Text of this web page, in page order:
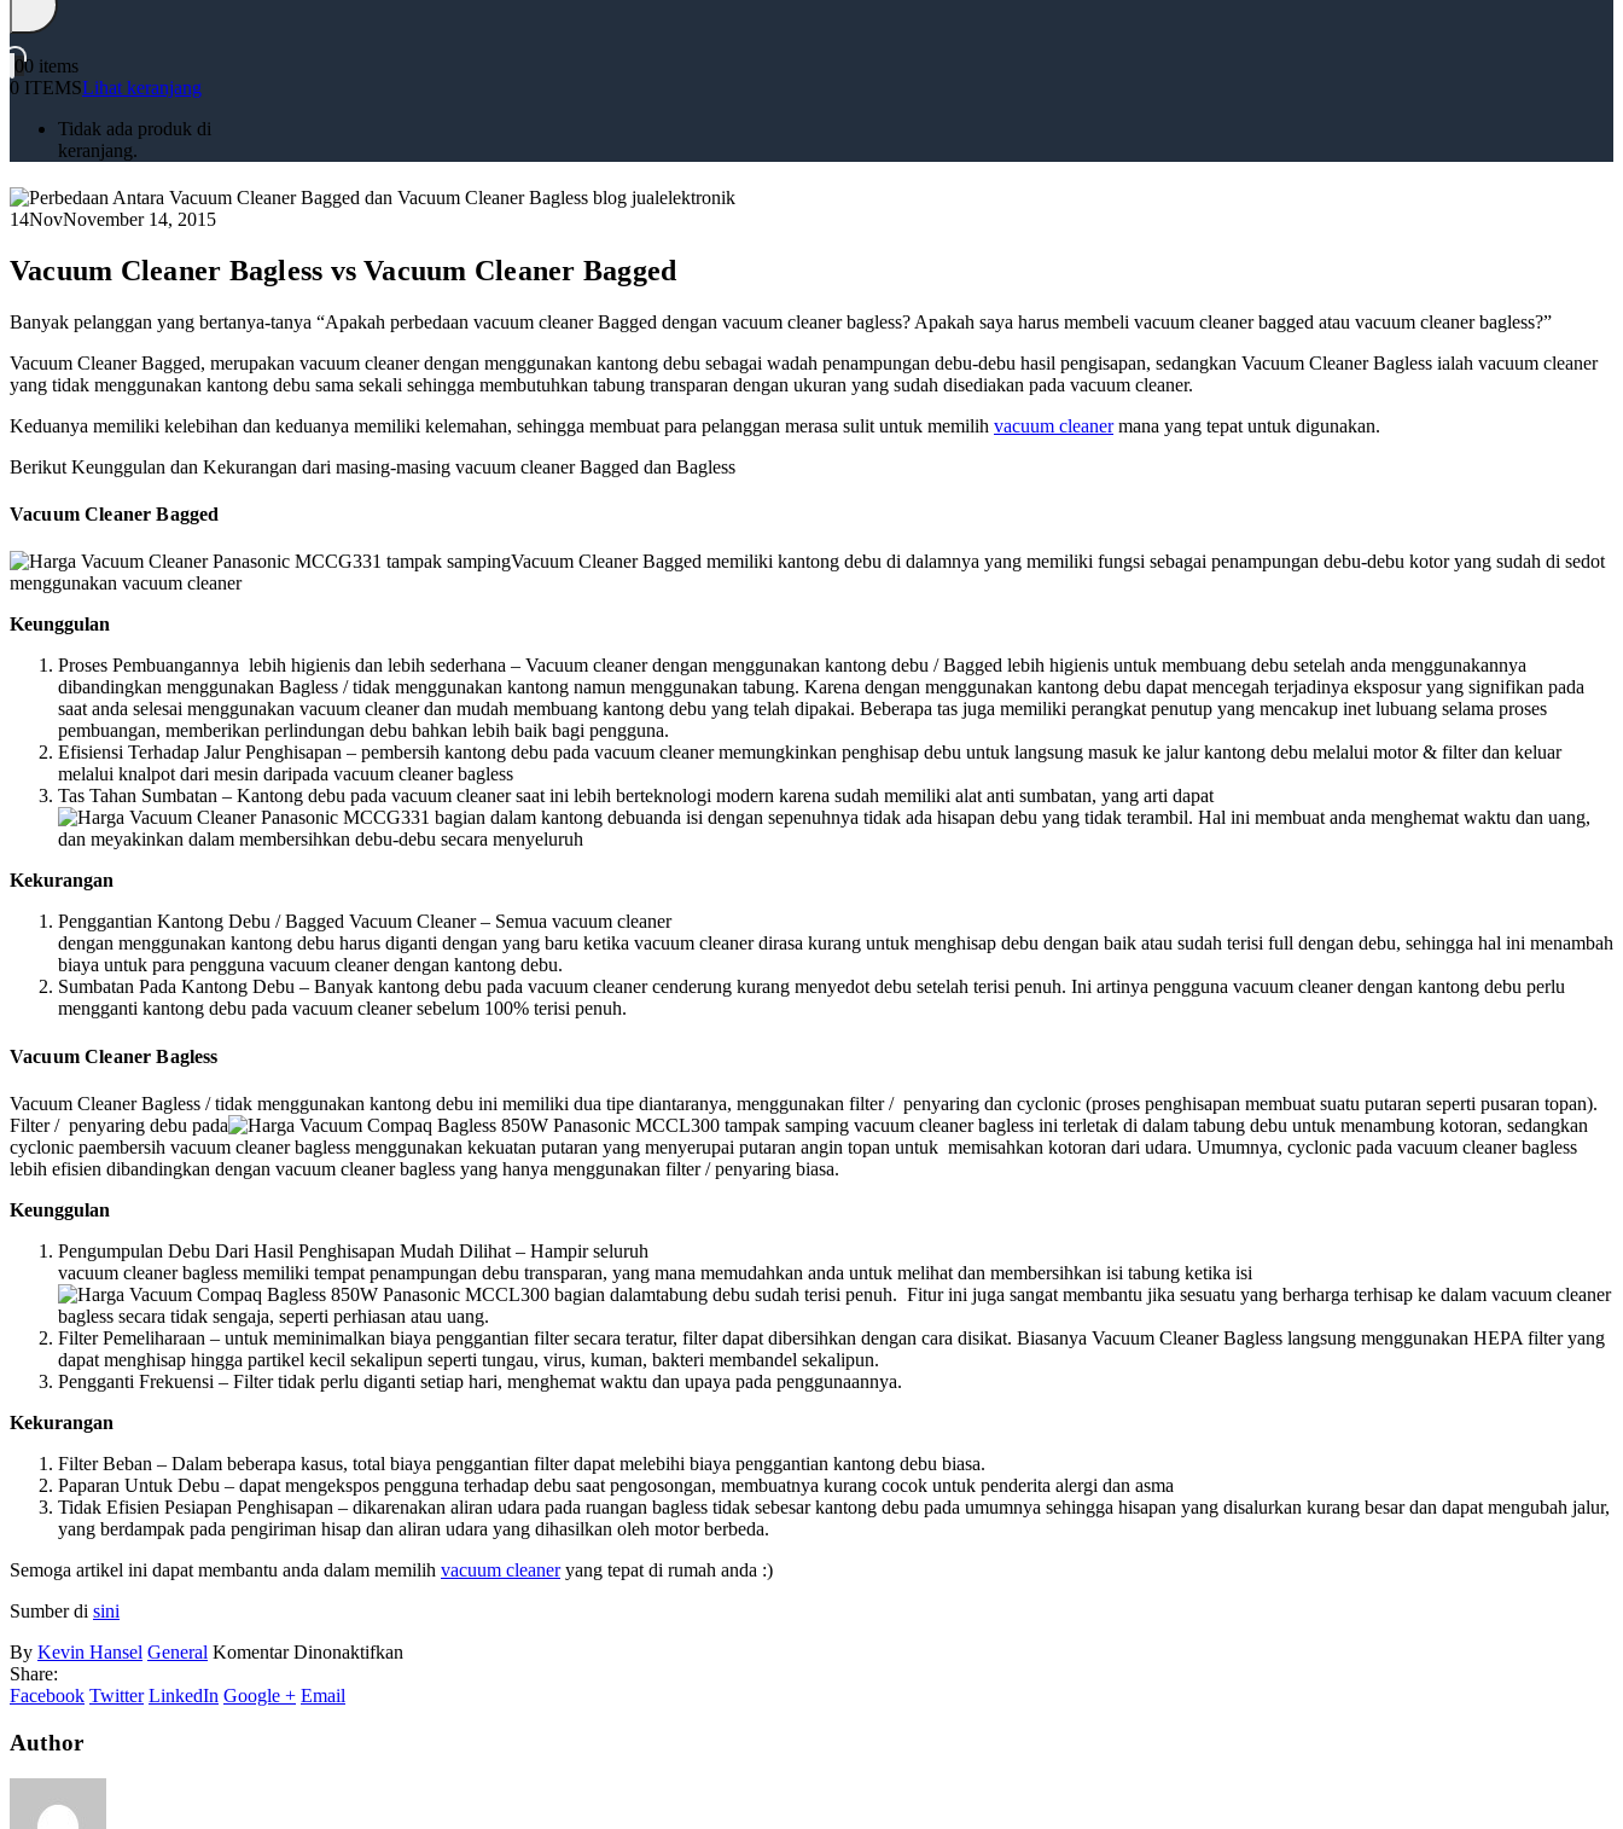
00 items
0 ITEMSLihat keranjang
Tidak ada produk di
keranjang.
14NovNovember 14, 2015
Vacuum Cleaner Bagless vs Vacuum Cleaner Bagged
Banyak pelanggan yang bertanya-tanya “Apakah perbedaan vacuum cleaner Bagged dengan vacuum cleaner bagless? Apakah saya harus membeli vacuum cleaner bagged atau vacuum cleaner bagless?”
Vacuum Cleaner Bagged, merupakan vacuum cleaner dengan menggunakan kantong debu sebagai wadah penampungan debu-debu hasil pengisapan, sedangkan Vacuum Cleaner Bagless ialah vacuum cleaner
yang tidak menggunakan kantong debu sama sekali sehingga membutuhkan tabung transparan dengan ukuran yang sudah disediakan pada vacuum cleaner.
Keduanya memiliki kelebihan dan keduanya memiliki kelemahan, sehingga membuat para pelanggan merasa sulit untuk memilih vacuum cleanermana yang tepat untuk digunakan.
Berikut Keunggulan dan Kekurangan dari masing-masing vacuum cleaner Bagged dan Bagless
Vacuum Cleaner Bagged
Vacuum Cleaner Bagged memiliki kantong debu di dalamnya yang memiliki fungsi sebagai penampungan debu-debu kotor yang sudah di sedot
menggunakan vacuum cleaner
Keunggulan
Proses Pembuangannya lebih higienis dan lebih sederhana – Vacuum cleaner dengan menggunakan kantong debu / Bagged lebih higienis untuk membuang debu setelah anda menggunakannya
dibandingkan menggunakan Bagless / tidak menggunakan kantong namun menggunakan tabung. Karena dengan menggunakan kantong debu dapat mencegah terjadinya eksposur yang signifikan pada
saat anda selesai menggunakan vacuum cleaner dan mudah membuang kantong debu yang telah dipakai. Beberapa tas juga memiliki perangkat penutup yang mencakup inet lubuang selama proses
pembuangan, memberikan perlindungan debu bahkan lebih baik bagi pengguna.
Efisiensi Terhadap Jalur Penghisapan – pembersih kantong debu pada vacuum cleaner memungkinkan penghisap debu untuk langsung masuk ke jalur kantong debu melalui motor & filter dan keluar
melalui knalpot dari mesin daripada vacuum cleaner bagless
Tas Tahan Sumbatan – Kantong debu pada vacuum cleaner saat ini lebih berteknologi modern karena sudah memiliki alat anti sumbatan, yang arti dapat
anda isi dengan sepenuhnya tidak ada hisapan debu yang tidak terambil. Hal ini membuat anda menghemat waktu dan uang,
dan meyakinkan dalam membersihkan debu-debu secara menyeluruh
Kekurangan
Penggantian Kantong Debu / Bagged Vacuum Cleaner – Semua vacuum cleaner
dengan menggunakan kantong debu harus diganti dengan yang baru ketika vacuum cleaner dirasa kurang untuk menghisap debu dengan baik atau sudah terisi full dengan debu, sehingga hal ini menambah
biaya untuk para pengguna vacuum cleaner dengan kantong debu.
Sumbatan Pada Kantong Debu – Banyak kantong debu pada vacuum cleaner cenderung kurang menyedot debu setelah terisi penuh. Ini artinya pengguna vacuum cleaner dengan kantong debu perlu
mengganti kantong debu pada vacuum cleaner sebelum 100% terisi penuh.
Vacuum Cleaner Bagless
Vacuum Cleaner Bagless / tidak menggunakan kantong debu ini memiliki dua tipe diantaranya, menggunakan filter / penyaring dan cyclonic (proses penghisapan membuat suatu putaran seperti pusaran topan).
Filter / penyaring debu pada
vacuum cleaner bagless ini terletak di dalam tabung debu untuk menambung kotoran, sedangkan
cyclonic paembersih vacuum cleaner bagless menggunakan kekuatan putaran yang menyerupai putaran angin topan untuk memisahkan kotoran dari udara. Umumnya, cyclonic pada vacuum cleaner bagless
lebih efisien dibandingkan dengan vacuum cleaner bagless yang hanya menggunakan filter / penyaring biasa.
Keunggulan
Pengumpulan Debu Dari Hasil Penghisapan Mudah Dilihat – Hampir seluruh
vacuum cleaner bagless memiliki tempat penampungan debu transparan, yang mana memudahkan anda untuk melihat dan membersihkan isi tabung ketika isi
tabung debu sudah terisi penuh. Fitur ini juga sangat membantu jika sesuatu yang berharga terhisap ke dalam vacuum cleaner
bagless secara tidak sengaja, seperti perhiasan atau uang.
Filter Pemeliharaan – untuk meminimalkan biaya penggantian filter secara teratur, filter dapat dibersihkan dengan cara disikat. Biasanya Vacuum Cleaner Bagless langsung menggunakan HEPA filter yang
dapat menghisap hingga partikel kecil sekalipun seperti tungau, virus, kuman, bakteri membandel sekalipun.
Pengganti Frekuensi – Filter tidak perlu diganti setiap hari, menghemat waktu dan upaya pada penggunaannya.
Kekurangan
Filter Beban – Dalam beberapa kasus, total biaya penggantian filter dapat melebihi biaya penggantian kantong debu biasa.
Paparan Untuk Debu – dapat mengekspos pengguna terhadap debu saat pengosongan, membuatnya kurang cocok untuk penderita alergi dan asma
Tidak Efisien Pesiapan Penghisapan – dikarenakan aliran udara pada ruangan bagless tidak sebesar kantong debu pada umumnya sehingga hisapan yang disalurkan kurang besar dan dapat mengubah jalur,
yang berdampak pada pengiriman hisap dan aliran udara yang dihasilkan oleh motor berbeda.
Semoga artikel ini dapat membantu anda dalam memilih vacuum cleaneryang tepat di rumah anda :)
Sumber di sini
By Kevin Hansel General Komentar Dinonaktifkan
Share:
Facebook Twitter LinkedIn Google + Email
Author